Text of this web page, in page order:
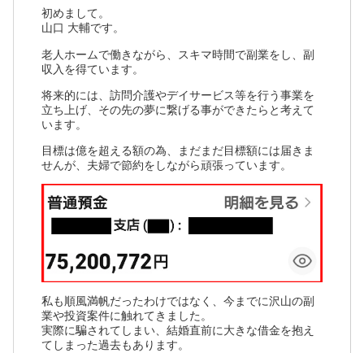
初めまして。
山口 大輔です。
老人ホームで働きながら、スキマ時間で副業をし、副
収入を得ています。
将来的には、訪問介護やデイサービス等を行う事業を
立ち上げ、その先の夢に繋げる事ができたらと考えて
います。
目標は億を超える額の為、まだまだ目標額には届きま
せんが、夫婦で節約をしながら頑張っています。
私も順風満帆だったわけではなく、今までに沢山の副
業や投資案件に触れてきました。
実際に騙されてしまい、結婚直前に大きな借金を抱え
てしまった過去もあります。